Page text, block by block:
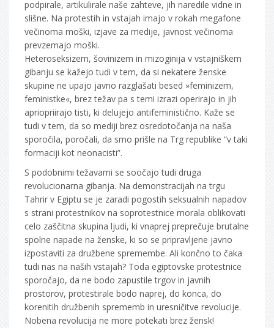
podpirale, artikulirale naše zahteve, jih naredile vidne in
slišne. Na protestih in vstajah imajo v rokah megafone
večinoma moški, izjave za medije, javnost večinoma
prevzemajo moški.
Heteroseksizem, šovinizem in mizoginija v vstajniškem
gibanju se kažejo tudi v tem, da si nekatere ženske
skupine ne upajo javno razglašati besed »feminizem,
feministke«, brez težav pa s temi izrazi operirajo in jih
apriopriirajo tisti, ki delujejo antifeministično. Kaže se
tudi v tem, da so mediji brez osredotočanja na naša
sporočila, poročali, da smo prišle na Trg republike “v taki
formaciji kot neonacisti”.
S podobnimi težavami se soočajo tudi druga
revolucionarna gibanja. Na demonstracijah na trgu
Tahrir v Egiptu se je zaradi pogostih seksualnih napadov
s strani protestnikov na soprotestnice morala oblikovati
celo zaščitna skupina ljudi, ki vnaprej preprečuje brutalne
spolne napade na ženske, ki so se pripravljene javno
izpostaviti za družbene spremembe. Ali končno to čaka
tudi nas na naših vstajah? Toda egiptovske protestnice
sporočajo, da ne bodo zapustile trgov in javnih
prostorov, protestirale bodo naprej, do konca, do
korenitih družbenih sprememb in uresničitve revolucije.
Nobena revolucija ne more potekati brez žensk!